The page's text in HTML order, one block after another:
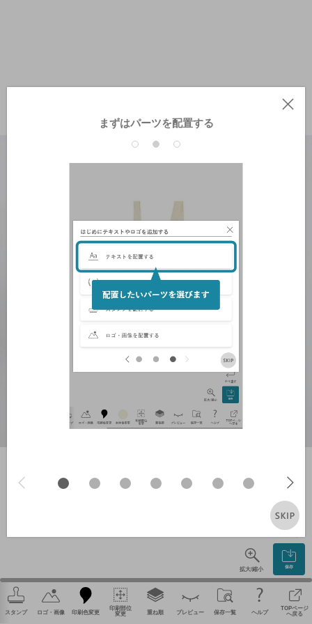
保存
拡大/縮小
スタンプ ロゴ・画像 印刷色変更
印刷部位
変更 重ね順 プレビュー 保存一覧 ヘルプ
TOPページ
へ戻る
まずはパーツを配置する